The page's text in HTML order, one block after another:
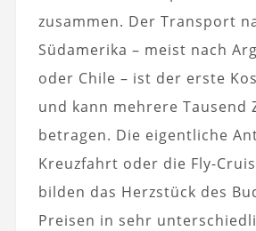
zusammen. Der Transport
Südamerika – meist nach
oder Chile – ist der erste
und kann mehrere Tausend
betragen. Die eigentliche
Kreuzfahrt oder die Fly-
bilden das Herzstück des
Preisen in sehr